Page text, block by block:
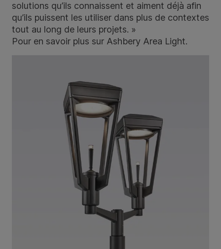
solutions qu’ils connaissent et aiment déjà afin
qu’ils puissent les utiliser dans plus de contextes
tout au long de leurs projets. »
Pour en savoir plus sur Ashbery Area Light.